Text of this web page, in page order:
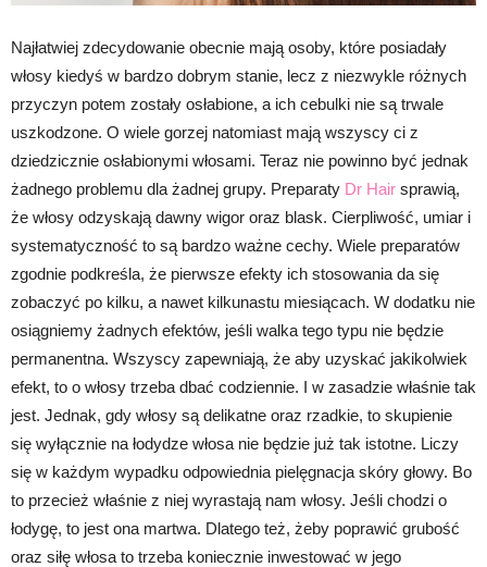
Najłatwiej zdecydowanie obecnie mają osoby, które posiadały
włosy kiedyś w bardzo dobrym stanie, lecz z niezwykle różnych
przyczyn potem zostały osłabione, a ich cebulki nie są trwale
uszkodzone. O wiele gorzej natomiast mają wszyscy ci z
dziedzicznie osłabionymi włosami. Teraz nie powinno być jednak
żadnego problemu dla żadnej grupy. Preparaty Dr Hair sprawią,
że włosy odzyskają dawny wigor oraz blask. Cierpliwość, umiar i
systematyczność to są bardzo ważne cechy. Wiele preparatów
zgodnie podkreśla, że pierwsze efekty ich stosowania da się
zobaczyć po kilku, a nawet kilkunastu miesiącach. W dodatku nie
osiągniemy żadnych efektów, jeśli walka tego typu nie będzie
permanentna. Wszyscy zapewniają, że aby uzyskać jakikolwiek
efekt, to o włosy trzeba dbać codziennie. I w zasadzie właśnie tak
jest. Jednak, gdy włosy są delikatne oraz rzadkie, to skupienie
się wyłącznie na łodydze włosa nie będzie już tak istotne. Liczy
się w każdym wypadku odpowiednia pielęgnacja skóry głowy. Bo
to przecież właśnie z niej wyrastają nam włosy. Jeśli chodzi o
łodygę, to jest ona martwa. Dlatego też, żeby poprawić grubość
oraz siłę włosa to trzeba koniecznie inwestować w jego